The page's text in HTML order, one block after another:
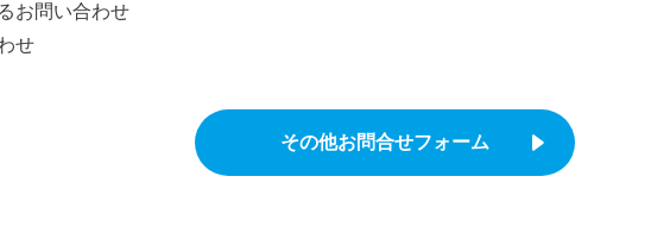
お問い合わせ
せ
その他お問合せフォーム